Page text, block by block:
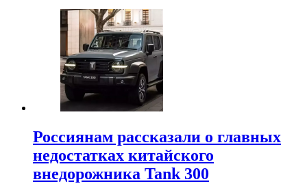
Россиянам рассказали о главных
недостатках китайского
внедорожника Tank 300